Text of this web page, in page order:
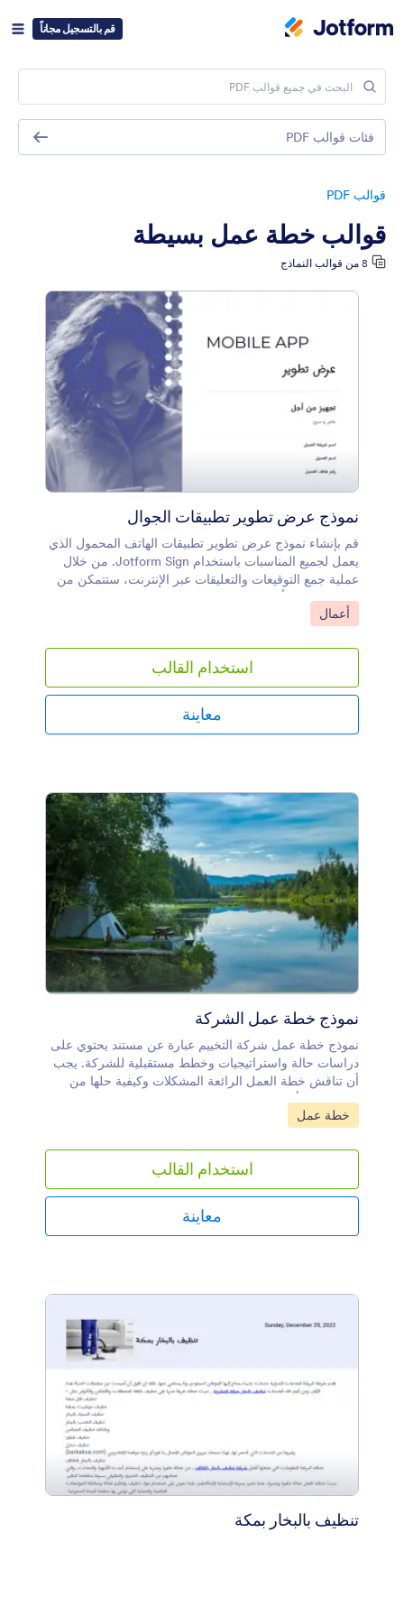
قم بالتسجيل مجاناً
قوالب PDF
قوالب خطة عمل بسيطة
8 من قوالب النماذج
نموذج عرض تطوير تطبيقات الجوال
قم بإنشاء نموذج عرض تطوير تطبيقات الهاتف المحمول الذي
يعمل لجميع المناسبات باستخدام Jotform Sign. من خلال
عملية جمع التوقيعات والتعليقات عبر الإنترنت، ستتمكن من
إدارة توقيعات أعضاء فريقك في مكان واحد مناسب. شاركه
عبر البريد الإلكتروني أو قم بتضمينه في موقع فريق عملك
الأجهزة المحمولة هذا أمرًا بسيطًا وفعالًا باستخدام Jotform
Sign. قم بتحديث الشروط والأحكام وإضافة حقول النموذج أو
إزالتها وتغيير الخطوط والألوان وإجراء تغييرات تجميلية أخرى
دون الحاجة إلى ترميز. قم بإنشاء عرض التطبيق الخاص بك،
وأرسله مباشرة إلى فريقك، وابدأ في جمع التوقيعات
انتقل إلى الفئة:
أعمال
استخدام القالب
معاينة
نموذج خطة عمل الشركة
نموذج خطة عمل شركة التخييم عبارة عن مستند يحتوي على
دراسات حالة واستراتيجيات وخطط مستقبلية للشركة. يجب
أن تناقش خطة العمل الرائعة المشكلات وكيفية حلها من
خلال إنشاء أهداف وخطط محددة.يحتوي نموذج عمل شركة
التخييم هذا على صفحة غلاف وصفحة نظرة عامة على
التحليل المالي وصفحة خاتمة. كما يوضح هذا النموذج أيضًا
مهمة الشركة ورؤيتها وأهدافها ورسالتها. يشرح هذا القالب
التكاليف والإيرادات والأرباح والخسائر والمصروفات المتوقعة
للشركة شهريًا وربع سنويًا وسنويًا. يتم عرض البيانات في
شكل جدول بحيث يسهل قراءتها وتحليلها. يستخدم هذا القالب
الموظفين وتنسيق الخط و التصميم وغير ذلك الكثير باستخدام
انتقل إلى الفئة:
خطة عمل
استخدام القالب
معاينة
تنظيف بالبخار بمكة
فئات قوالب PDF